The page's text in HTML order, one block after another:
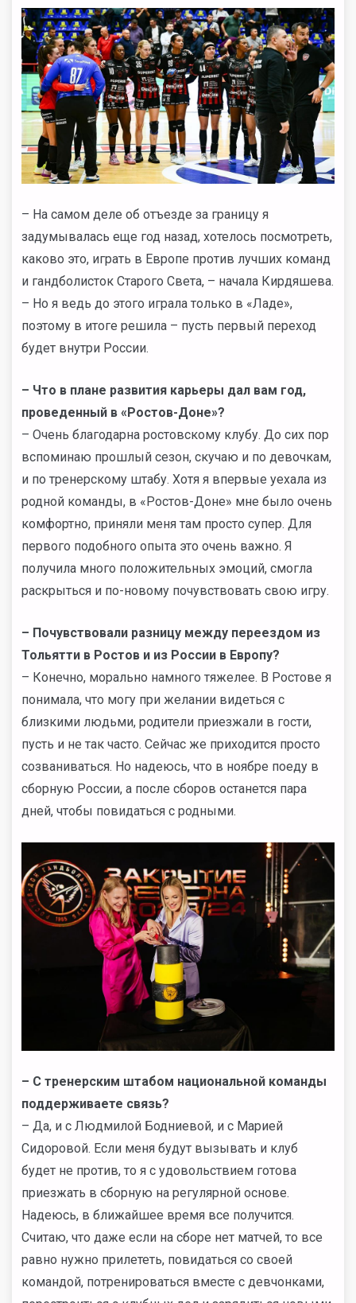
– На самом деле об отъезде за границу я
задумывалась еще год назад, хотелось посмотреть,
каково это, играть в Европе против лучших команд
и гандболисток Старого Света, – начала Кирдяшева.
– Но я ведь до этого играла только в «Ладе»,
поэтому в итоге решила – пусть первый переход
будет внутри России.
– Что в плане развития карьеры дал вам год,
проведенный в «Ростов-Доне»?
– Очень благодарна ростовскому клубу. До сих пор
вспоминаю прошлый сезон, скучаю и по девочкам,
и по тренерскому штабу. Хотя я впервые уехала из
родной команды, в «Ростов-Доне» мне было очень
комфортно, приняли меня там просто супер. Для
первого подобного опыта это очень важно. Я
получила много положительных эмоций, смогла
раскрыться и по-новому почувствовать свою игру.
– Почувствовали разницу между переездом из
Тольятти в Ростов и из России в Европу?
– Конечно, морально намного тяжелее. В Ростове я
понимала, что могу при желании видеться с
близкими людьми, родители приезжали в гости,
пусть и не так часто. Сейчас же приходится просто
созваниваться. Но надеюсь, что в ноябре поеду в
сборную России, а после сборов останется пара
дней, чтобы повидаться с родными.
– С тренерским штабом национальной команды
поддерживаете связь?
– Да, и с Людмилой Бодниевой, и с Марией
Сидоровой. Если меня будут вызывать и клуб
будет не против, то я с удовольствием готова
приезжать в сборную на регулярной основе.
Надеюсь, в ближайшее время все получится.
Считаю, что даже если на сборе нет матчей, то все
равно нужно прилететь, повидаться со своей
командой, потренироваться вместе с девчонками,